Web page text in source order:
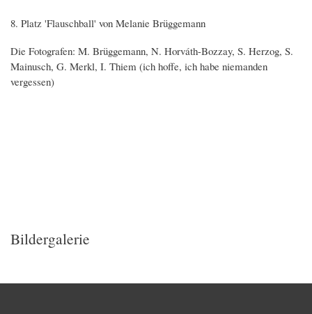
8. Platz 'Flauschball' von Melanie Brüggemann
Die Fotografen: M. Brüggemann, N. Horváth-Bozzay, S. Herzog, S.
Mainusch, G. Merkl, I. Thiem (ich hoffe, ich habe niemanden
vergessen)
Bildergalerie